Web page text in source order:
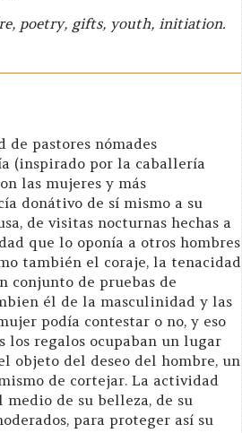
poetry, gifts, youth, initiation.
de pastores nómades
(inspirado por la caballería
las mujeres y más
donátivo de sí mismo a su
de visitas nocturnas hechas a
que lo oponía a otros hombres
también el coraje, la tenacidad
conjunto de pruebas de
él de la masculinidad y las
podía contestar o no, y eso
los regalos ocupaban un lugar
objeto del deseo del hombre, un
de cortejar. La actividad
de su belleza, de su
para proteger así su